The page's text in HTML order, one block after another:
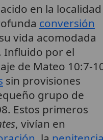
en la localidad
conversión
vida acomodada
Influido por el
de Mateo 10:7-
sin provisiones
grupo de
Estos primeros
, vivían en